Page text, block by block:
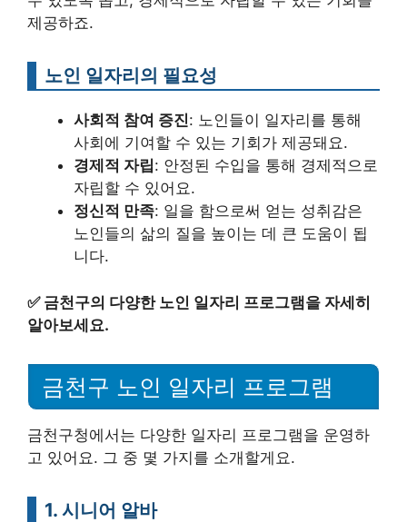
제공하죠.
노인 일자리의 필요성
사회적 참여 증진: 노인들이 일자리를 통해
사회에 기여할 수 있는 기회가 제공돼요.
경제적 자립: 안정된 수입을 통해 경제적으로
자립할 수 있어요.
정신적 만족: 일을 함으로써 얻는 성취감은
노인들의 삶의 질을 높이는 데 큰 도움이 됩
니다.
✅ 금천구의 다양한 노인 일자리 프로그램을 자세히
알아보세요.
금천구 노인 일자리 프로그램
금천구청에서는 다양한 일자리 프로그램을 운영하
고 있어요. 그 중 몇 가지를 소개할게요.
1. 시니어 알바